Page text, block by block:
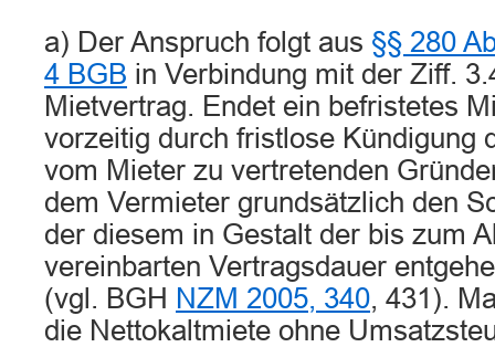
a) Der Anspruch folgt aus §§ 280
4 BGB in Verbindung mit der Ziff.
Mietvertrag. Endet ein befristetes
vorzeitig durch fristlose Kündigung
vom Mieter zu vertretenden
dem Vermieter grundsätzlich den
der diesem in Gestalt der bis zum
vereinbarten Vertragsdauer
(vgl. BGH NZM 2005, 340, 431).
die Nettokaltmiete ohne